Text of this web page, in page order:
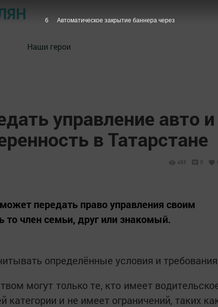
Наши герои
управление авто и
в Татарстане
493 0
передать право управления своим
то член семьи, друг или знакомый.
определённые условия и
могут только те, кто имеет
категории и не имеет ограничений, таких
5 Автоматическое закрытие баннера через